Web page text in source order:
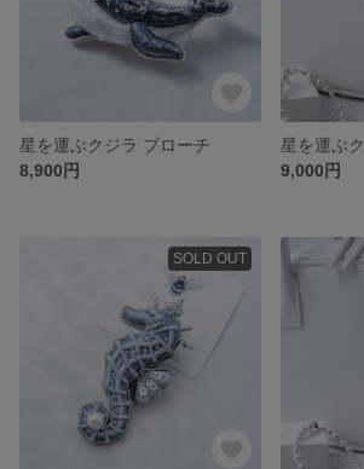
星を運ぶクジラ ブローチ
8,900円
星を運ぶ
9,000円
SOLD OUT